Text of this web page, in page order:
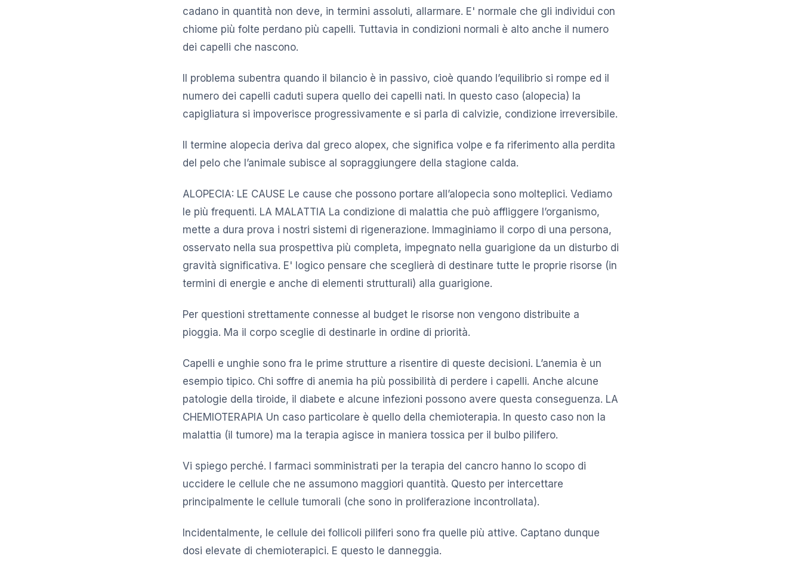
cadano in quantità non deve, in termini assoluti, allarmare. E' normale che gli individui con
chiome più folte perdano più capelli. Tuttavia in condizioni normali è alto anche il numero
dei capelli che nascono.
Il problema subentra quando il bilancio è in passivo, cioè quando l’equilibrio si rompe ed il
numero dei capelli caduti supera quello dei capelli nati. In questo caso (alopecia) la
capigliatura si impoverisce progressivamente e si parla di calvizie, condizione irreversibile.
Il termine alopecia deriva dal greco alopex, che significa volpe e fa riferimento alla perdita
del pelo che l’animale subisce al sopraggiungere della stagione calda.
ALOPECIA: LE CAUSE Le cause che possono portare all’alopecia sono molteplici. Vediamo
le più frequenti. LA MALATTIA La condizione di malattia che può affliggere l’organismo,
mette a dura prova i nostri sistemi di rigenerazione. Immaginiamo il corpo di una persona,
osservato nella sua prospettiva più completa, impegnato nella guarigione da un disturbo di
gravità significativa. E' logico pensare che sceglierà di destinare tutte le proprie risorse (in
termini di energie e anche di elementi strutturali) alla guarigione.
Per questioni strettamente connesse al budget le risorse non vengono distribuite a
pioggia. Ma il corpo sceglie di destinarle in ordine di priorità.
Capelli e unghie sono fra le prime strutture a risentire di queste decisioni. L’anemia è un
esempio tipico. Chi soffre di anemia ha più possibilità di perdere i capelli. Anche alcune
patologie della tiroide, il diabete e alcune infezioni possono avere questa conseguenza. LA
CHEMIOTERAPIA Un caso particolare è quello della chemioterapia. In questo caso non la
malattia (il tumore) ma la terapia agisce in maniera tossica per il bulbo pilifero.
Vi spiego perché. I farmaci somministrati per la terapia del cancro hanno lo scopo di
uccidere le cellule che ne assumono maggiori quantità. Questo per intercettare
principalmente le cellule tumorali (che sono in proliferazione incontrollata).
Incidentalmente, le cellule dei follicoli piliferi sono fra quelle più attive. Captano dunque
dosi elevate di chemioterapici. E questo le danneggia.